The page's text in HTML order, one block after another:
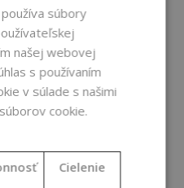
hlavy ; Telo ; Intímna
hygiena
99,6
0-100
3,0-8,0
súbory
našej webovej
s používaním
v súlade s našimi
cookie.
Cielenie